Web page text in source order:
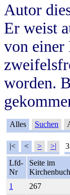
Autor
Er weist
von einer
worden.
Alles Suchen
|< < > >|
Lfd-
Nr
Seite im
Kirchenbuch
1
267